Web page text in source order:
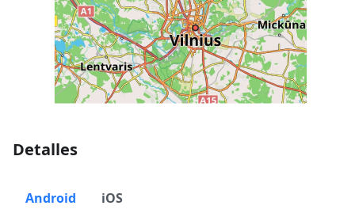
Detalles
Android iOS